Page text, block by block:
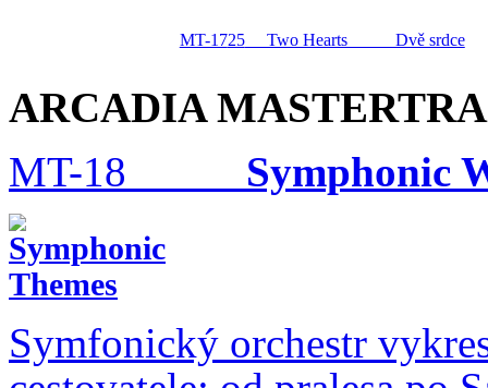
MT-1725Two Hearts Dvě srdce
ARCADIA
MT-18 Symphonic
Symfonický orchestr